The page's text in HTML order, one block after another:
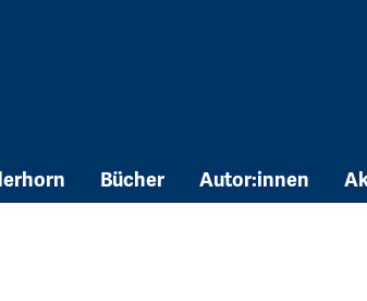
Bücher Autor:innen